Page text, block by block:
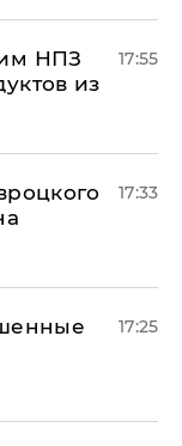
НПЗ
из
17:55
17:33
17:25